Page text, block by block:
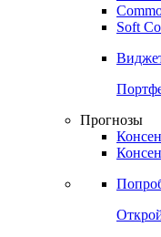
Soft
Прогнозы